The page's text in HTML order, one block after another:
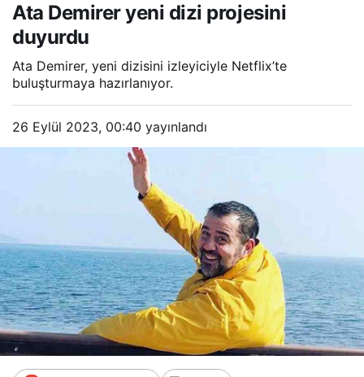
Ata Demirer yeni dizi projesini
duyurdu
Ata Demirer, yeni dizisini izleyiciyle Netflix’te
buluşturmaya hazırlanıyor.
26 Eylül 2023, 00:40 yayınlandı